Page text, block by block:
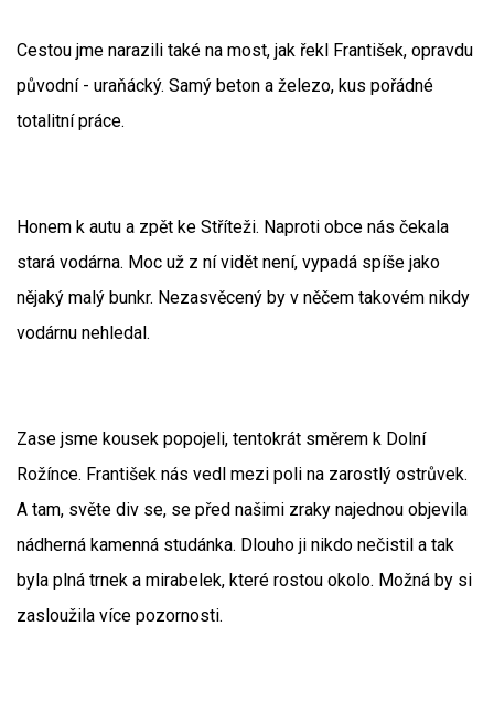
Cestou jme narazili také na most, jak řekl František, opravdu
původní - uraňácký. Samý beton a železo, kus pořádné
totalitní práce.
Honem k autu a zpět ke Stříteži. Naproti obce nás čekala
stará vodárna. Moc už z ní vidět není, vypadá spíše jako
nějaký malý bunkr. Nezasvěcený by v něčem takovém nikdy
vodárnu nehledal.
Zase jsme kousek popojeli, tentokrát směrem k Dolní
Rožínce. František nás vedl mezi poli na zarostlý ostrůvek.
A tam, světe div se, se před našimi zraky najednou objevila
nádherná kamenná studánka. Dlouho ji nikdo nečistil a tak
byla plná trnek a mirabelek, které rostou okolo. Možná by si
zasloužila více pozornosti.